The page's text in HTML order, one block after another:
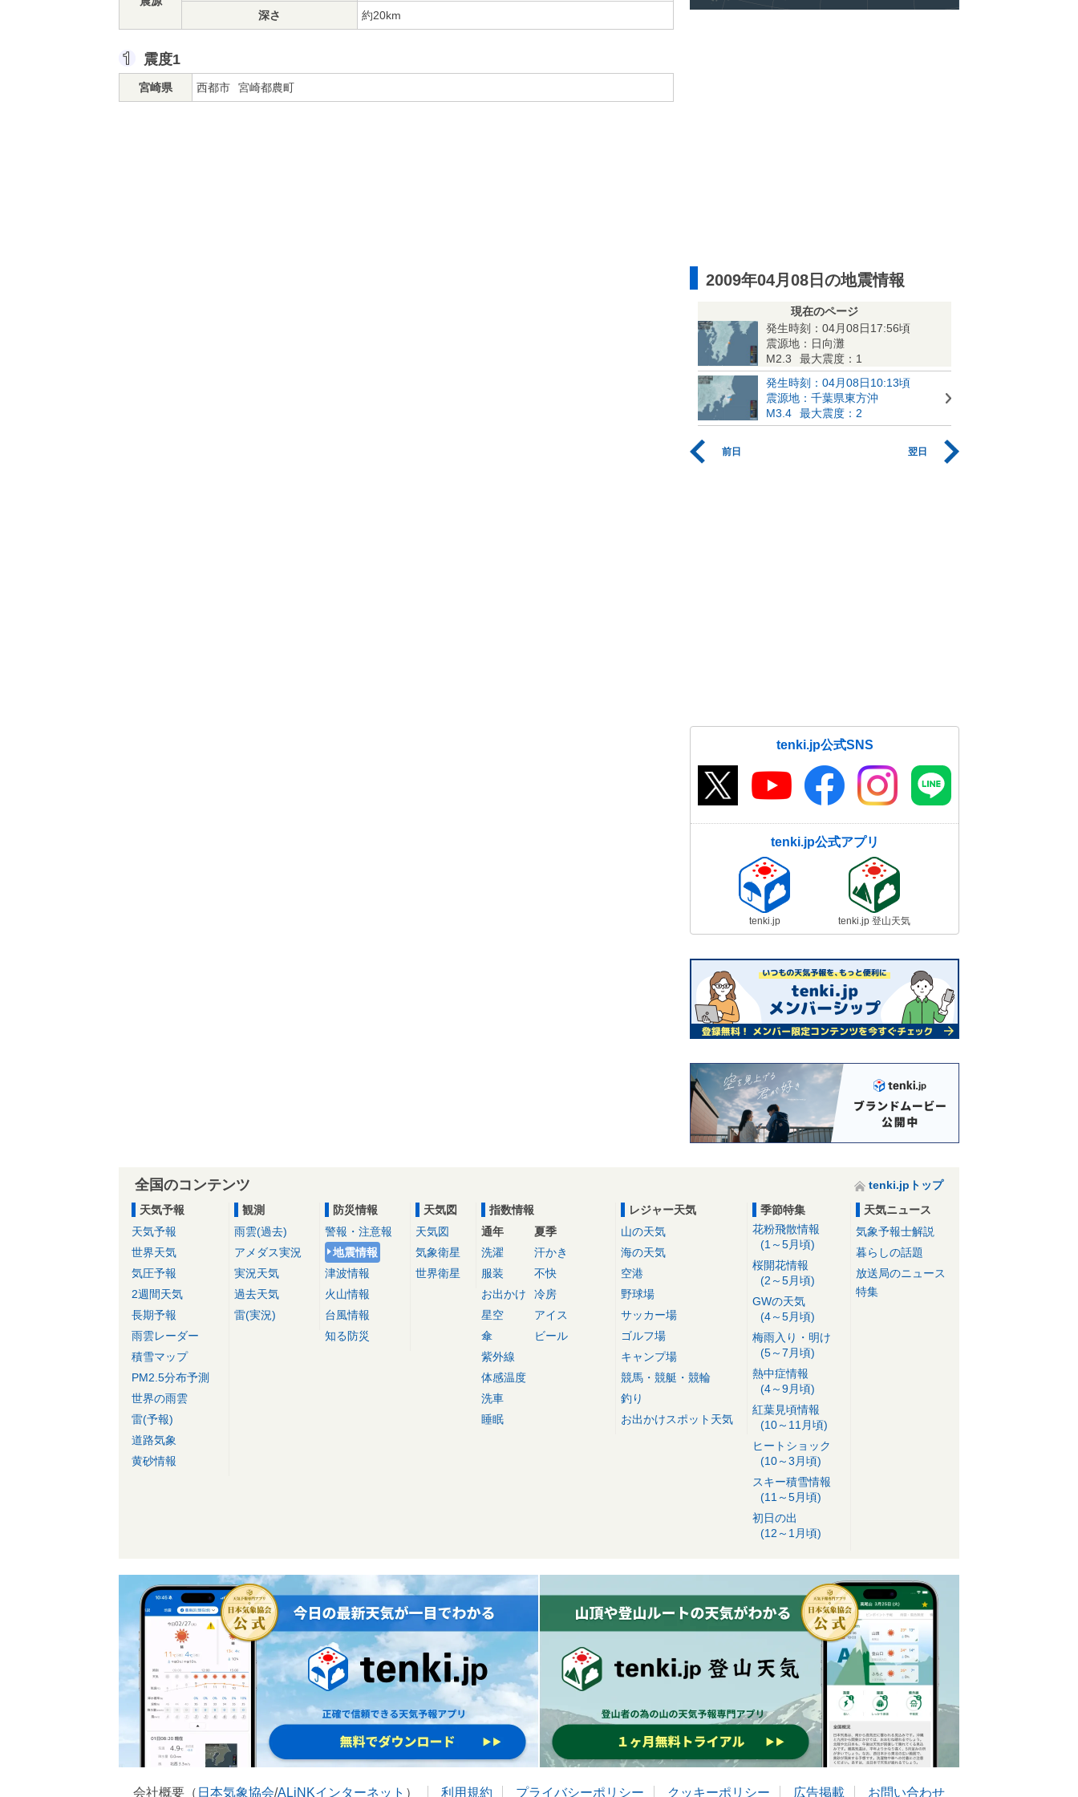
深さ
約20km
震度1
宮崎県 西都市 宮崎都農町
2009年04月08日の地震情報
現在のページ
発生時刻：04月08日17:56頃
震源地：日向灘
M2.3
最大震度：1
発生時刻：04月08日10:13頃
震源地：千葉県東方沖
M3.4
最大震度：2
前日 翌日
tenki.jp公式SNS
tenki.jp公式アプリ
tenki.jp tenki.jp 登山天気
全国のコンテンツ
tenki.jpトップ
天気予報
天気予報
世界天気
気圧予報
2週間天気
長期予報
雨雲レーダー
積雪マップ
PM2.5分布予測
世界の雨雲
雷(予報)
道路気象
黄砂情報
観測
雨雲(過去)
アメダス実況
実況天気
過去天気
雷(実況)
防災情報
警報・注意報
地震情報
津波情報
火山情報
台風情報
知る防災
天気図
天気図
気象衛星
世界衛星
指数情報
通年
洗濯
服装
お出かけ
星空
傘
紫外線
体感温度
洗車
睡眠
夏季
汗かき
不快
冷房
アイス
ビール
レジャー天気
山の天気
海の天気
空港
野球場
サッカー場
ゴルフ場
キャンプ場
競馬・競艇・競輪
釣り
お出かけスポット天気
季節特集
花粉飛散情報
(1～5月頃)
桜開花情報
(2～5月頃)
GWの天気
(4～5月頃)
梅雨入り・明け
(5～7月頃)
熱中症情報
(4～9月頃)
紅葉見頃情報
(10～11月頃)
ヒートショック
(10～3月頃)
スキー積雪情報
(11～5月頃)
初日の出
(12～1月頃)
天気ニュース
気象予報士解説
暮らしの話題
放送局のニュース
特集
会社概要（ 日本気象協会/ALiNKインターネット ） 利用規約 プライバシーポリシー クッキーポリシー 広告掲載 お問い合わせ